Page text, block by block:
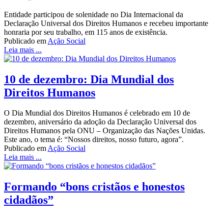
Entidade participou de solenidade no Dia Internacional da
Declaração Universal dos Direitos Humanos e recebeu importante
honraria por seu trabalho, em 115 anos de existência.
Publicado em Ação Social
Leia mais ...
10 de dezembro: Dia Mundial dos
Direitos Humanos
O Dia Mundial dos Direitos Humanos é celebrado em 10 de
dezembro, aniversário da adoção da Declaração Universal dos
Direitos Humanos pela ONU – Organização das Nações Unidas.
Este ano, o tema é: “Nossos direitos, nosso futuro, agora”.
Publicado emAção Social
Leia mais ...
Formando “bons cristãos e honestos
cidadãos”